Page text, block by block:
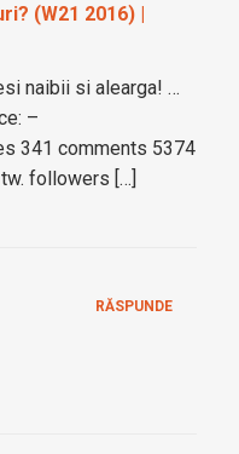
(W21 2016) |
naibii si alearga! …
–
341 comments 5374
followers […]
RĂSPUNDE